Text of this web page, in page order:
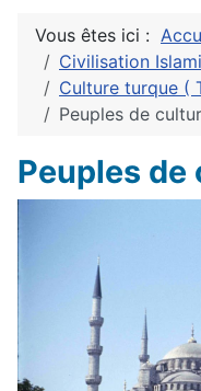
Vous êtes ici :
Civilisation
Culture turque (
Peuples de
Peuples